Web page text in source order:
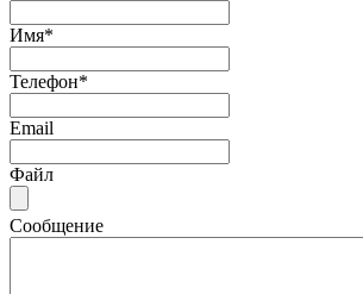
Имя*
Телефон*
Email
Файл
Сообщение